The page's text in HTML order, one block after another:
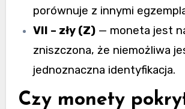
porównuje z innymi
VII – zły (Z) — moneta jest
zniszczona, że niemożliwa
jednoznaczna identyfikacja.
Czy monety